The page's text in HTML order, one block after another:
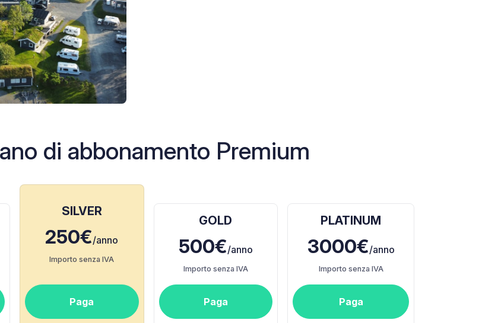
di abbonamento Premium
SILVER
250€/anno
Importo senza IVA
Paga
GOLD
500€/anno
Importo senza IVA
Paga
PLATINUM
3000€/anno
Importo senza IVA
Paga